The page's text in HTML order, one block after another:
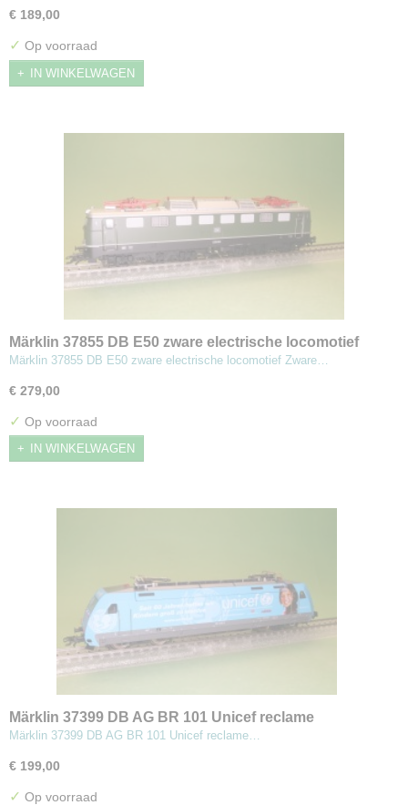
€ 189,00
✓ Op voorraad
IN WINKELWAGEN
Märklin 37855 DB E50 zware electrische locomotief
Märklin 37855 DB E50 zware electrische locomotief Zware…
€ 279,00
✓ Op voorraad
IN WINKELWAGEN
Märklin 37399 DB AG BR 101 Unicef reclame
sneltreinlocomotief
Märklin 37399 DB AG BR 101 Unicef reclame…
€ 199,00
✓ Op voorraad